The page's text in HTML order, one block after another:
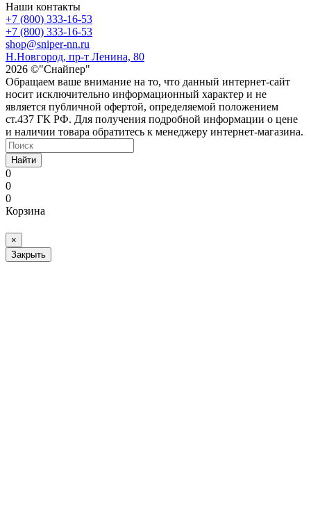
Наши контакты
+7 (800) 333-16-53
+7 (800) 333-16-53
shop@sniper-nn.ru
Н.Новгород, пр-т Ленина, 80
2026 ©"Снайпер"
Обращаем ваше внимание на то, что данный интернет-сайт
носит исключительно информационный характер и не
является публичной офертой, определяемой положением
ст.437 ГК РФ. Для получения подробной информации о цене
и наличии товара обратитесь к менеджеру интернет-магазина.
Найти
0
0
0
Корзина
×
Закрыть